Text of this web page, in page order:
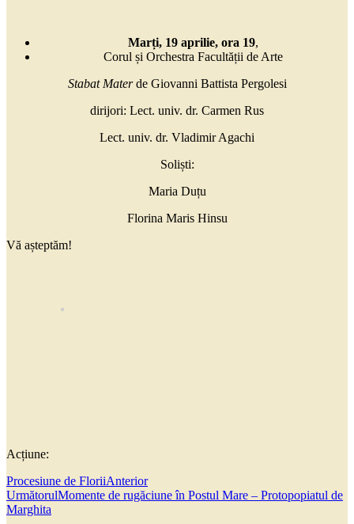
Marți, 19 aprilie, ora 19,
Corul și Orchestra Facultății de Arte
Stabat Materde Giovanni Battista Pergolesi
dirijori: Lect. univ. dr. Carmen Rus
Lect. univ. dr. Vladimir Agachi
Soliști:
Maria Duțu
Florina Maris Hinsu
Vă așteptăm!
Acțiune:
Procesiune de FloriiAnterior
UrmătorulMomente de rugăciune în Postul Mare – Protopopiatul de
Marghita